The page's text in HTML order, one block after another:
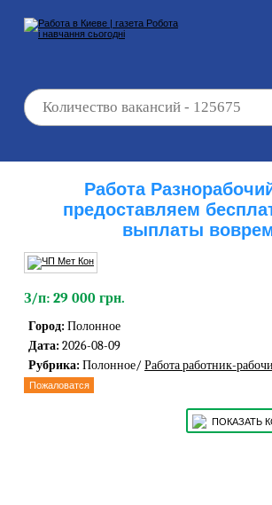
Работа
предоставляем
выплаты
З/п: 29 000 грн.
Город: Полонное
Дата: 2026-08-09
Рубрика: Полонное/ Работа работник-
Пожаловатся
ПОКАЗАТЬ